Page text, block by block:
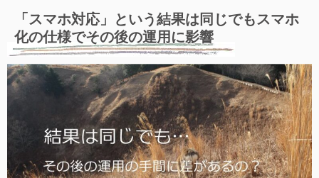
「スマホ対応」という結果は同じでもスマホ
化の仕様でその後の運用に影響